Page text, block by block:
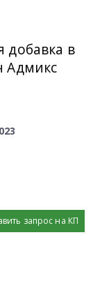
добавка в
Адмикс
запрос на КП